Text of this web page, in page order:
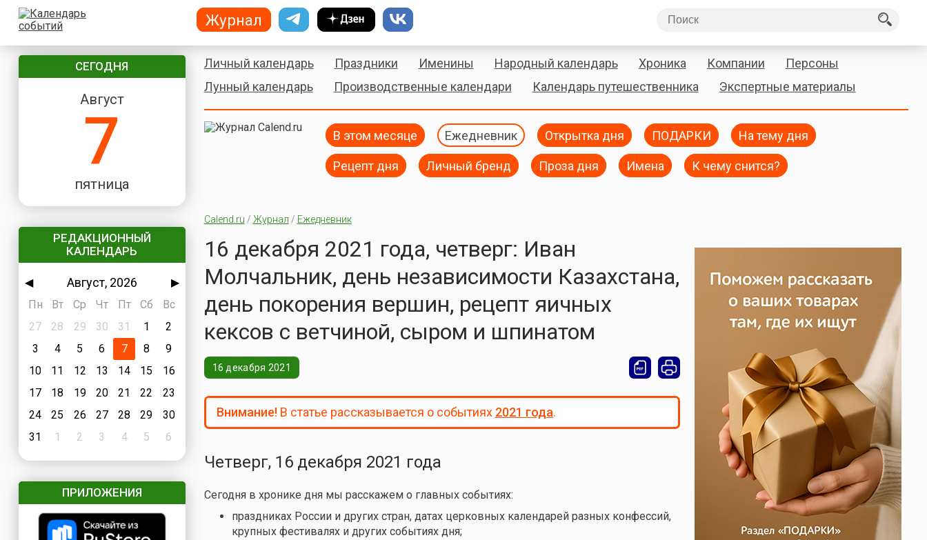
СЕГОДНЯ
Август
7
пятница
РЕДАКЦИОННЫЙ
КАЛЕНДАРЬ
◀ Август, 2026
▶
Пн
Вт Ср Чт Пт Сб
Вс
27
28 29 30 31 1
2
3
4 5 6 7 8
9
10
11 12 13 14 15
16
17
18 19 20 21 22
23
24
25 26 27 28 29
30
31
1 2 3 4 5 6
ПРИЛОЖЕНИЯ
Личный календарь Праздники Именины Народный календарь Хроника Компании
Персоны
Лунный календарь
Производственные календари Календарь путешественника Экспертные материалы
В этом месяце Ежедневник Открытка дня ПОДАРКИ На тему дня
Рецепт дня Личный бренд Проза дня Имена К чему снится?
Calend.ru / Журнал / Ежедневник
16 декабря 2021 года, четверг: Иван
Молчальник, день независимости Казахстана,
день покорения вершин, рецепт яичных
кексов с ветчиной, сыром и шпинатом
16 декабря 2021
Внимание!В статье рассказывается о событиях 2021 года.
Четверг, 16 декабря 2021 года
Сегодня в хронике дня мы расскажем о главных событиях:
праздниках России и других стран, датах церковных календарей разных конфессий,
крупных фестивалях и других событиях дня;
Журнал